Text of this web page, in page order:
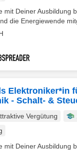
mit Deiner Ausbildung
die Energiewende
Elektroniker*in
- Schalt- &
Vergütung
mit Deiner Ausbildung